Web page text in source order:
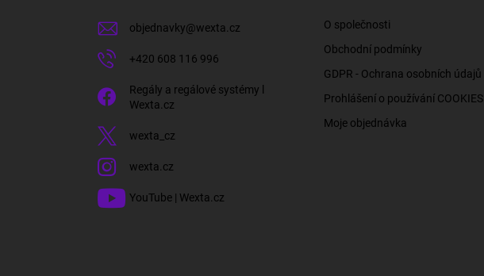
objednavky@wexta.cz
+420 608 116 996
Regály a regálové systémy l
Wexta.cz
wexta_cz
wexta.cz
YouTube | Wexta.cz
O společnosti
Obchodní podmínky
GDPR - Ochrana osobních údajů
Prohlášení o používání COOKIES
Moje objednávka